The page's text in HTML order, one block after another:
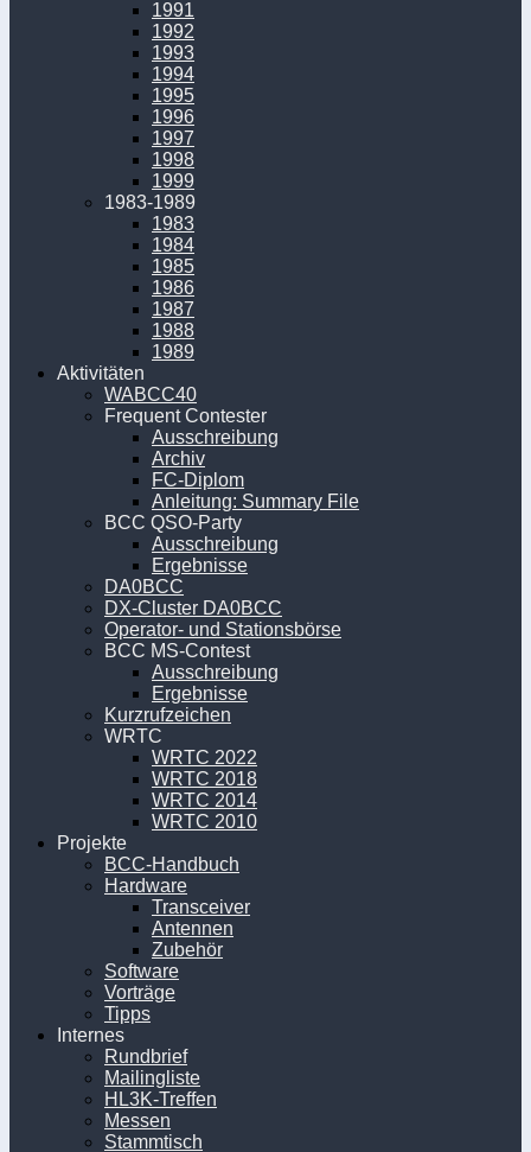
1991
1992
1993
1994
1995
1996
1997
1998
1999
1983-1989
1983
1984
1985
1986
1987
1988
1989
Aktivitäten
WABCC40
Frequent Contester
Ausschreibung
Archiv
FC-Diplom
Anleitung: Summary File
BCC QSO-Party
Ausschreibung
Ergebnisse
DA0BCC
DX-Cluster DA0BCC
Operator- und Stationsbörse
BCC MS-Contest
Ausschreibung
Ergebnisse
Kurzrufzeichen
WRTC
WRTC 2022
WRTC 2018
WRTC 2014
WRTC 2010
Projekte
BCC-Handbuch
Hardware
Transceiver
Antennen
Zubehör
Software
Vorträge
Tipps
Internes
Rundbrief
Mailingliste
HL3K-Treffen
Messen
Stammtisch